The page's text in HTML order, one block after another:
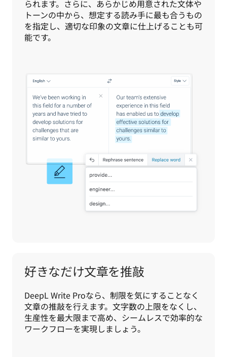
られます。さらに、あらかじめ用意された文体や
トーンの中から、想定する読み手に最も合うもの
を指定し、適切な印象の文章に仕上げることも可
能です。
好きなだけ文章を推敲
DeepL Write Proなら、制限を気にすることなく
文章の推敲を行えます。文字数の上限をなくし、
生産性を最大限まで高め、シームレスで効率的な
ワークフローを実現しましょう。